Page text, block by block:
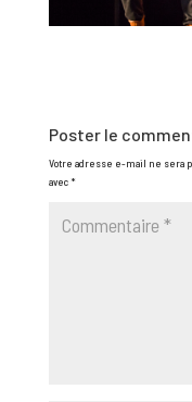
Poster le
Votre adresse e-mail ne sera
avec*